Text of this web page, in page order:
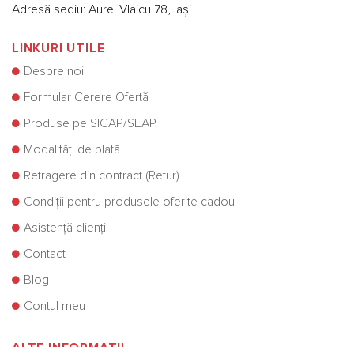
Adresă sediu: Aurel Vlaicu 78, Iași
LINKURI UTILE
Despre noi
Formular Cerere Ofertă
Produse pe SICAP/SEAP
Modalități de plată
Retragere din contract (Retur)
Condiții pentru produsele oferite cadou
Asistență clienți
Contact
Blog
Contul meu